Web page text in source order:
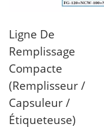
Ligne De
Remplissage
Compacte
(remplisseur /
Capsuleur /
Étiqueteuse)